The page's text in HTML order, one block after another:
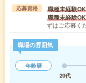
応募資格 職種未経験OK
職種未経験OK
ずはご応募く
職場の雰囲気
年齢層
20代